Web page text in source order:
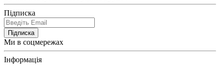
Підписка
Підписка
Ми в соцмережах
Інформація